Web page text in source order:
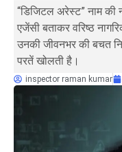
“डिजिटल अरेस्ट” नाम की
एजेंसी बताकर वरिष्ठ
उनकी जीवनभर की बचत
परतें खोलती है।
inspector raman kumar